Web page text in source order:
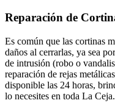
Reparación de
Es común que las cortinas
daños al cerrarlas, ya sea
de intrusión (robo o
reparación de rejas
disponible las 24 horas,
lo necesites en toda La Ceja.